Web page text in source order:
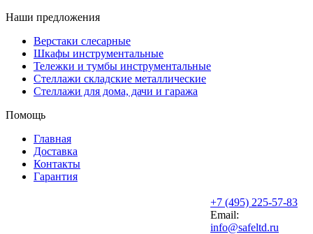
Наши предложения
Верстаки слесарные
Шкафы инструментальные
Тележки и тумбы инструментальные
Стеллажи складские металлические
Стеллажи для дома, дачи и гаража
Помощь
Главная
Доставка
Контакты
Гарантия
+7 (495) 225-57-83
Email:
info@safeltd.ru